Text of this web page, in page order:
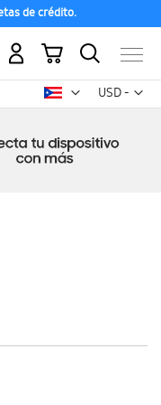
de crédito.
USD -
dólar
Mi carrito